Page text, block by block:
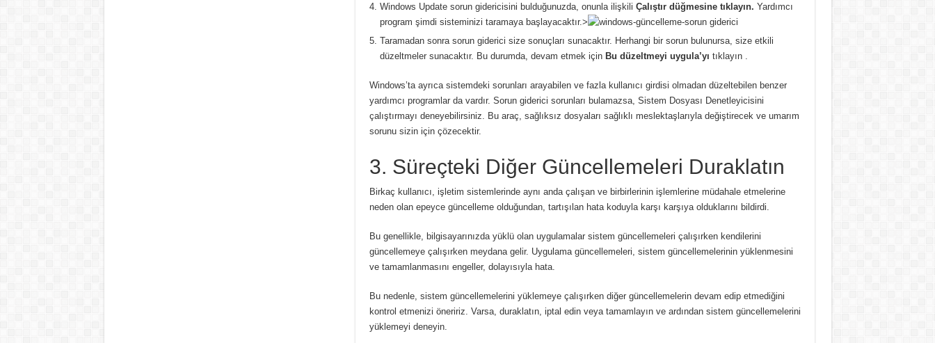
Windows Update sorun gidericisini bulduğunuzda, onunla ilişkili Çalıştır düğmesine tıklayın. Yardımcı
program şimdi sisteminizi taramaya başlayacaktır.>
Taramadan sonra sorun giderici size sonuçları sunacaktır. Herhangi bir sorun bulunursa, size etkili
düzeltmeler sunacaktır. Bu durumda, devam etmek için Bu düzeltmeyi uygula’yı tıklayın .
Windows’ta ayrıca sistemdeki sorunları arayabilen ve fazla kullanıcı girdisi olmadan düzeltebilen benzer
yardımcı programlar da vardır. Sorun giderici sorunları bulamazsa, Sistem Dosyası Denetleyicisini
çalıştırmayı deneyebilirsiniz. Bu araç, sağlıksız dosyaları sağlıklı meslektaşlarıyla değiştirecek ve umarım
sorunu sizin için çözecektir.
3. Süreçteki Diğer Güncellemeleri Duraklatın
Birkaç kullanıcı, işletim sistemlerinde aynı anda çalışan ve birbirlerinin işlemlerine müdahale etmelerine
neden olan epeyce güncelleme olduğundan, tartışılan hata koduyla karşı karşıya olduklarını bildirdi.
Bu genellikle, bilgisayarınızda yüklü olan uygulamalar sistem güncellemeleri çalışırken kendilerini
güncellemeye çalışırken meydana gelir. Uygulama güncellemeleri, sistem güncellemelerinin yüklenmesini
ve tamamlanmasını engeller, dolayısıyla hata.
Bu nedenle, sistem güncellemelerini yüklemeye çalışırken diğer güncellemelerin devam edip etmediğini
kontrol etmenizi öneririz. Varsa, duraklatın, iptal edin veya tamamlayın ve ardından sistem güncellemelerini
yüklemeyi deneyin.